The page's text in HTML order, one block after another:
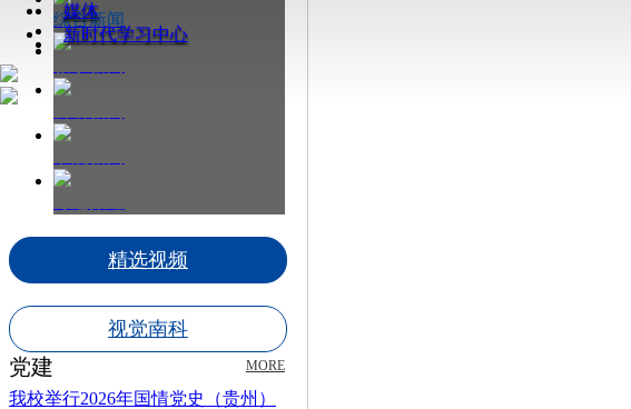
媒体
新时代学习中心
综合新闻
精选视频
视觉南科
党建 MORE
我校举行2026年国情党史（贵州）